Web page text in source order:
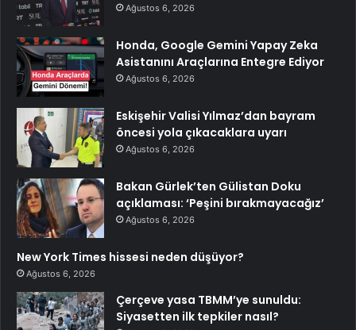
Ağustos 6, 2026
Honda, Google Gemini Yapay Zeka
Asistanını Araçlarına Entegre Ediyor
Ağustos 6, 2026
Eskişehir Valisi Yılmaz’dan bayram
öncesi yola çıkacaklara uyarı
Ağustos 6, 2026
Bakan Gürlek’ten Gülistan Doku
açıklaması: ‘Peşini bırakmayacağız’
Ağustos 6, 2026
New York Times hissesi neden düşüyor?
Ağustos 6, 2026
Çerçeve yasa TBMM’ye sunuldu:
Siyasetten ilk tepkiler nasıl?